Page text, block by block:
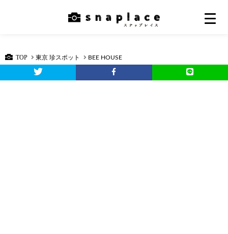
TOP 東京 珍スポット BEE HOUSE